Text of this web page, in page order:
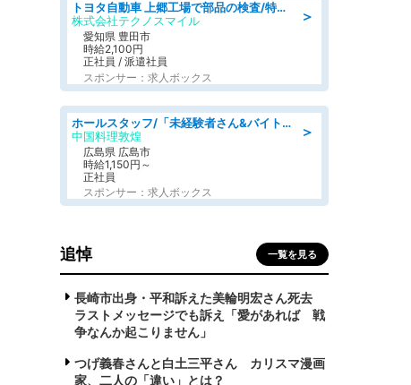
＞
トヨタ自動車 上郷工場で部品の検査/特典168万/tutumi
株式会社テクノスマイル
愛知県 豊田市
時給2,100円
正社員 / 派遣社員
スポンサー：求人ボックス
＞
ホールスタッフ/「未経験者さん&バイトデビューも大歓迎」残業ほぼなし×1日3時間〜勤務OK!フォロー体制も充実/広島県/広島市南区
中国料理敦煌
広島県 広島市
時給1,150円～
正社員
スポンサー：求人ボックス
追悼 一覧を見る
長崎市出身・平和訴えた美輪明宏さん死去
ラストメッセージでも訴え「愛があれば 戦
争なんか起こりません」
つげ義春さんと白土三平さん カリスマ漫画
家、二人の「違い」とは？